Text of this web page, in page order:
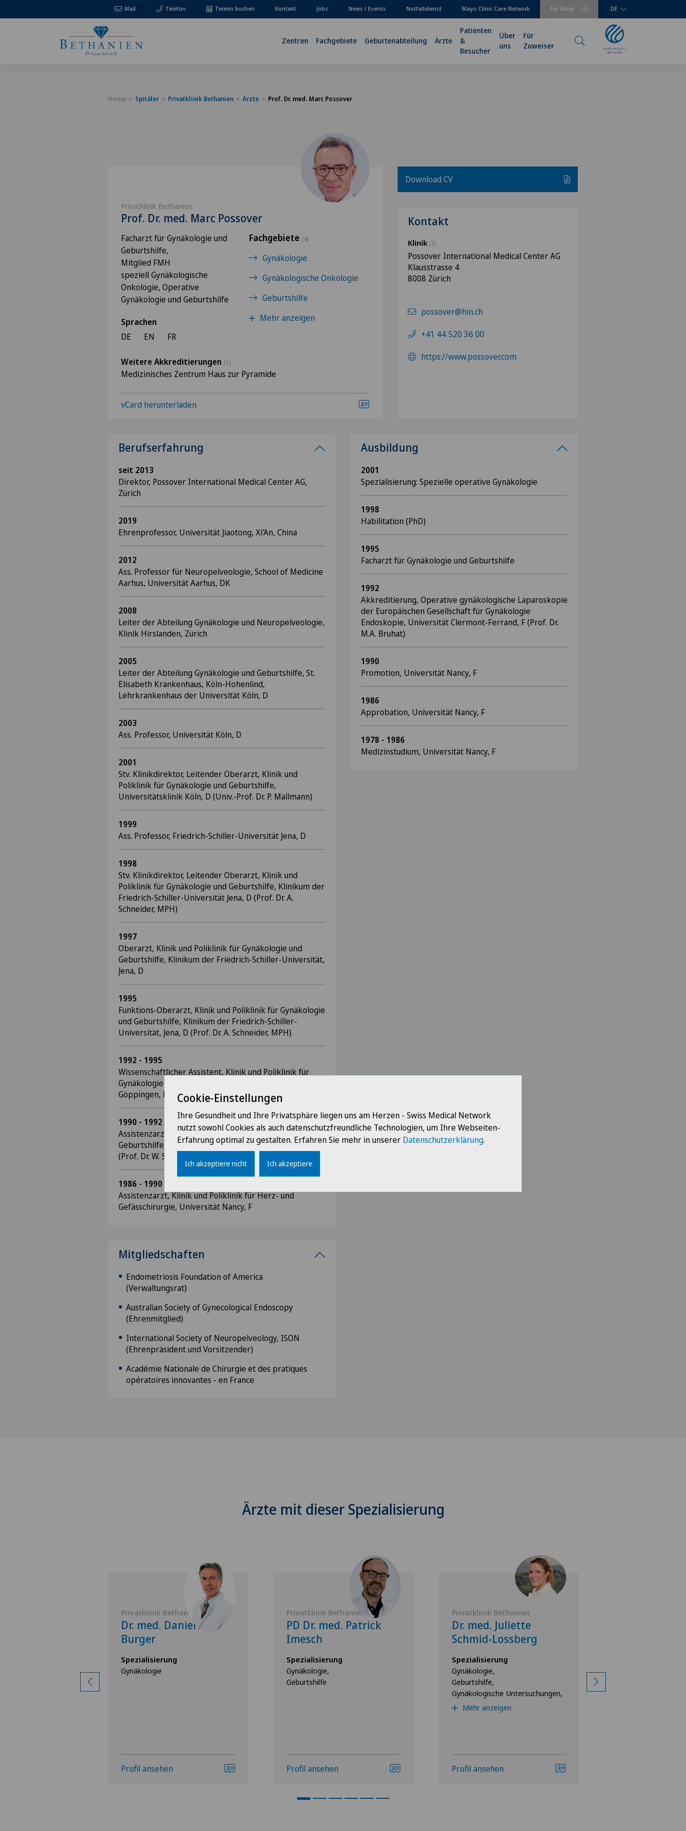
Mail Telefon Für Ärzte
Termin buchen Kontakt Jobs News / Events Notfalldienst Mayo Clinic Care Network DE
Zentren Fachgebiete Geburtenabteilung Ärzte
Patienten
&
Besucher
Über
uns
Für
Zuweiser
Home Spitäler Privatklinik Bethanien Ärzte Prof. Dr. med. Marc Possover
Privatklinik Bethanien
Prof. Dr. med. Marc Possover
Facharzt für Gynäkologie und
Geburtshilfe,
Mitglied FMH
speziell Gynäkologische
Onkologie, Operative
Gynäkologie und Geburtshilfe
Sprachen
DE
EN FR
Fachgebiete (4)
Gynäkologie
Gynäkologische Onkologie
Geburtshilfe
Mehr anzeigen
Weitere Akkreditierungen (1)
Medizinisches Zentrum Haus zur Pyramide
vCard herunterladen
Download CV
Kontakt
Klinik (1)
Possover International Medical Center AG
Klausstrasse 4
8008 Zürich
possover@hin.ch
+41 44 520 36 00
https://www.possover.com
Berufserfahrung
seit 2013
Direktor, Possover International Medical Center AG,
Zürich
2019
Ehrenprofessor, Universität Jiaotong, Xi’An, China
2012
Ass. Professor für Neuropelveologie, School of Medicine
Aarhus, Universität Aarhus, DK
2008
Leiter der Abteilung Gynäkologie und Neuropelveologie,
Klinik Hirslanden, Zürich
2005
Leiter der Abteilung Gynäkologie und Geburtshilfe, St.
Elisabeth Krankenhaus, Köln-Hohenlind,
Lehrkrankenhaus der Universität Köln, D
2003
Ass. Professor, Universität Köln, D
2001
Stv. Klinikdirektor, Leitender Oberarzt, Klinik und
Poliklinik für Gynäkologie und Geburtshilfe,
Universitätsklinik Köln, D (Univ.-Prof. Dr. P. Mallmann)
1999
Ass. Professor, Friedrich-Schiller-Universität Jena, D
1998
Stv. Klinikdirektor, Leitender Oberarzt, Klinik und
Poliklinik für Gynäkologie und Geburtshilfe, Klinikum der
Friedrich-Schiller-Universität Jena, D (Prof. Dr. A.
Schneider, MPH)
1997
Oberarzt, Klinik und Poliklinik für Gynäkologie und
Geburtshilfe, Klinikum der Friedrich-Schiller-Universität,
Jena, D
1995
Funktions-Oberarzt, Klinik und Poliklinik für Gynäkologie
und Geburtshilfe, Klinikum der Friedrich-Schiller-
Universität, Jena, D (Prof. Dr. A. Schneider, MPH)
1992 - 1995
Wissenschaftlicher Assistent, Klinik und Poliklinik für
Gynäkologie und Geburtshilfe, Klinik am Eichert,
Göppingen, D (Prof. Dr. med. A. Hettenbach)
1990 - 1992
Assistenzarzt, Klinik und Poliklinik für Gynäkologie und
Geburtshilfe, Klinikum der Universität Homburg/Saar, D
(Prof. Dr. W. Schmidt)
1986 - 1990
Assistenzarzt, Klinik und Poliklinik für Herz- und
Gefässchirurgie, Universität Nancy, F
Mitgliedschaften
Endometriosis Foundation of America
(Verwaltungsrat)
Australian Society of Gynecological Endoscopy
(Ehrenmitglied)
International Society of Neuropelveology, ISON
(Ehrenpräsident und Vorsitzender)
Académie Nationale de Chirurgie et des pratiques
opératoires innovantes - en France
Ausbildung
2001
Spezialisierung: Spezielle operative Gynäkologie
1998
Habilitation (PhD)
1995
Facharzt für Gynäkologie und Geburtshilfe
1992
Akkreditierung, Operative gynäkologische Laparoskopie
der Europäischen Gesellschaft für Gynäkologie
Endoskopie, Universität Clermont-Ferrand, F (Prof. Dr.
M.A. Bruhat)
1990
Promotion, Universität Nancy, F
1986
Approbation, Universität Nancy, F
1978 - 1986
Medizinstudium, Universität Nancy, F
Ärzte mit dieser Spezialisierung
Privatklinik Bethanien
Dr. med. Daniel A.
Burger
Spezialisierung
Gynäkologie
Profil ansehen
Privatklinik Bethanien
PD Dr. med. Patrick
Imesch
Spezialisierung
Gynäkologie,
Geburtshilfe
Profil ansehen
Privatklinik Bethanien
Dr. med. Juliette
Schmid-Lossberg
Spezialisierung
Gynäkologie,
Geburtshilfe,
Gynäkologische Untersuchungen,
Mehr anzeigen
Profil ansehen
Cookie-Einstellungen
Ihre Gesundheit und Ihre Privatsphäre liegen uns am Herzen - Swiss Medical Network
nutzt sowohl Cookies als auch datenschutzfreundliche Technologien, um Ihre Webseiten-
Erfahrung optimal zu gestalten. Erfahren Sie mehr in unserer Datenschutzerklärung.
Ich akzeptiere nicht Ich akzeptiere